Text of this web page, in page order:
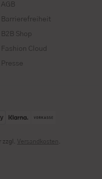
AGB
Barrierefreiheit
B2B Shop
Fashion Cloud
Presse
zzgl. Versandkosten